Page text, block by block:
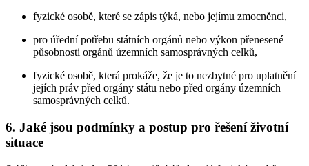
fyzické osobě, které se zápis týká, nebo jejímu zmocněnci,
pro úřední potřebu státních orgánů nebo výkon přenesené
působnosti orgánů územních samosprávných celků,
fyzické osobě, která prokáže, že je to nezbytné pro uplatnění
jejích práv před orgány státu nebo před orgány územních
samosprávných celků.
6. Jaké jsou podmínky a postup pro řešení životní
situace